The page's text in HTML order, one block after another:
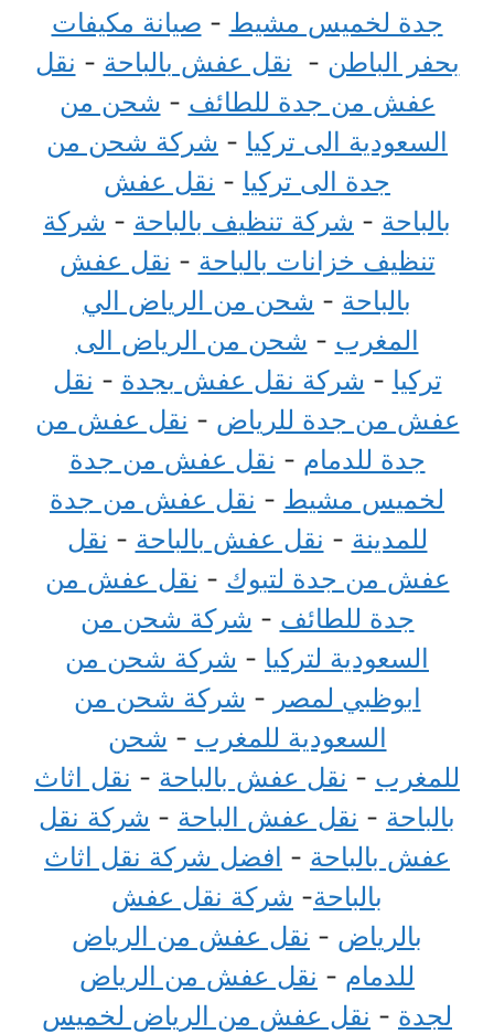
جدة لخميس مشيط - صيانة مكيفات
بحفر الباطن - نقل عفش بالباحة - نقل
عفش من جدة للطائف - شحن من
السعودية الى تركيا - شركة شحن من
جدة الى تركيا - نقل عفش
بالباحة - شركة تنظيف بالباحة - شركة
تنظيف خزانات بالباحة - نقل عفش
بالباحة - شحن من الرياض الي
المغرب - شحن من الرياض الى
تركيا - شركة نقل عفش بجدة - نقل
عفش من جدة للرياض - نقل عفش من
جدة للدمام - نقل عفش من جدة
لخميس مشيط - نقل عفش من جدة
للمدينة - نقل عفش بالباحة - نقل
عفش من جدة لتبوك - نقل عفش من
جدة للطائف - شركة شحن من
السعودية لتركيا - شركة شحن من
ابوظبي لمصر - شركة شحن من
السعودية للمغرب - شحن
للمغرب - نقل عفش بالباحة - نقل اثاث
بالباحة - نقل عفش الباحة - شركة نقل
عفش بالباحة - افضل شركة نقل اثاث
بالباحة- شركة نقل عفش
بالرياض - نقل عفش من الرياض
للدمام - نقل عفش من الرياض
لجدة - نقل عفش من الرياض لخميس